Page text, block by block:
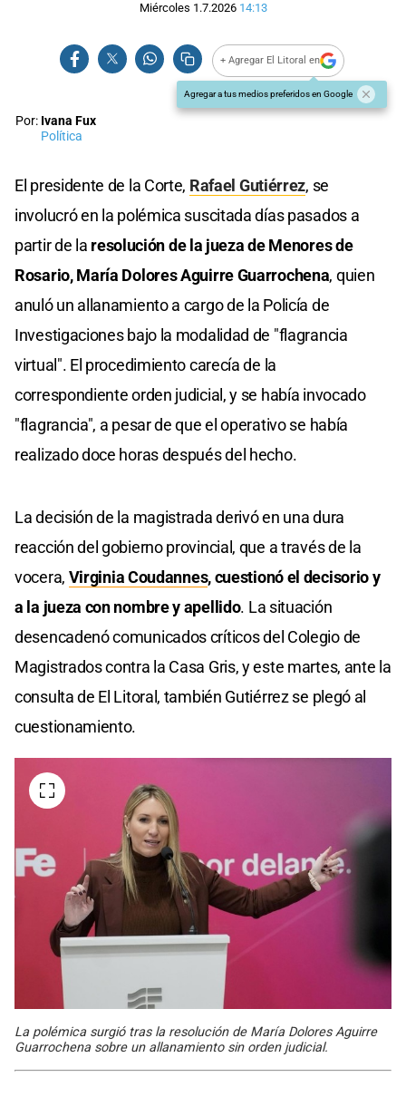
Miércoles 1.7.2026 14:13
+ Agregar El Litoral en
Agregar a tus medios preferidos en Google
Por: Ivana Fux
Política
El presidente de la Corte, Rafael Gutiérrez, se
involucró en la polémica suscitada días pasados a
partir de la resolución de la jueza de Menores de
Rosario, María Dolores Aguirre Guarrochena, quien
anuló un allanamiento a cargo de la Policía de
Investigaciones bajo la modalidad de "flagrancia
virtual". El procedimiento carecía de la
correspondiente orden judicial, y se había invocado
"flagrancia", a pesar de que el operativo se había
realizado doce horas después del hecho.
La decisión de la magistrada derivó en una dura
reacción del gobierno provincial, que a través de la
vocera, Virginia Coudannes, cuestionó el decisorio y
a la jueza con nombre y apellido. La situación
desencadenó comunicados críticos del Colegio de
Magistrados contra la Casa Gris, y este martes, ante la
consulta de El Litoral, también Gutiérrez se plegó al
cuestionamiento.
La polémica surgió tras la resolución de María Dolores Aguirre
Guarrochena sobre un allanamiento sin orden judicial.